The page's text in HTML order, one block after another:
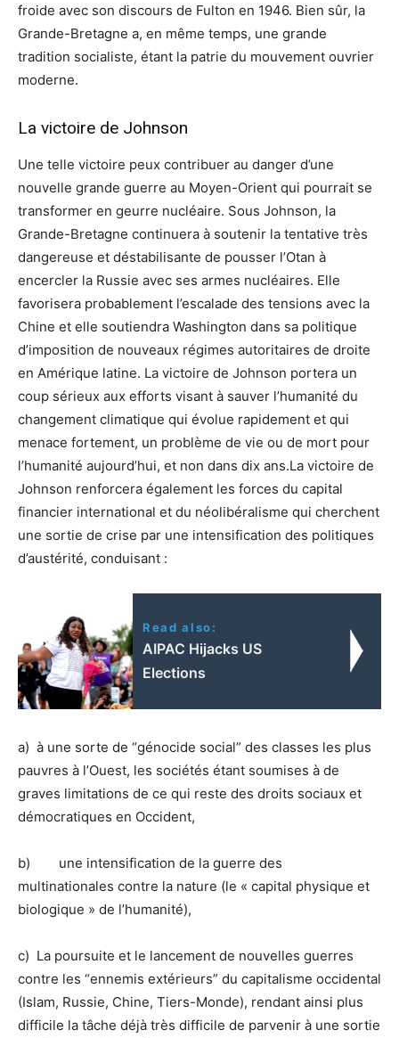
froide avec son discours de Fulton en 1946. Bien sûr, la
Grande-Bretagne a, en même temps, une grande
tradition socialiste, étant la patrie du mouvement ouvrier
moderne.
La victoire de Johnson
Une telle victoire peux contribuer au danger d’une
nouvelle grande guerre au Moyen-Orient qui pourrait se
transformer en geurre nucléaire. Sous Johnson, la
Grande-Bretagne continuera à soutenir la tentative très
dangereuse et déstabilisante de pousser l’Otan à
encercler la Russie avec ses armes nucléaires. Elle
favorisera probablement l’escalade des tensions avec la
Chine et elle soutiendra Washington dans sa politique
d’imposition de nouveaux régimes autoritaires de droite
en Amérique latine. La victoire de Johnson portera un
coup sérieux aux efforts visant à sauver l’humanité du
changement climatique qui évolue rapidement et qui
menace fortement, un problème de vie ou de mort pour
l’humanité aujourd’hui, et non dans dix ans.La victoire de
Johnson renforcera également les forces du capital
financier international et du néolibéralisme qui cherchent
une sortie de crise par une intensification des politiques
d’austérité, conduisant :
Read also:
AIPAC Hijacks US
Elections
a) à une sorte de “génocide social” des classes les plus
pauvres à l’Ouest, les sociétés étant soumises à de
graves limitations de ce qui reste des droits sociaux et
démocratiques en Occident,
b) une intensification de la guerre des
multinationales contre la nature (le « capital physique et
biologique » de l’humanité),
c) La poursuite et le lancement de nouvelles guerres
contre les “ennemis extérieurs” du capitalisme occidental
(Islam, Russie, Chine, Tiers-Monde), rendant ainsi plus
difficile la tâche déjà très difficile de parvenir à une sortie